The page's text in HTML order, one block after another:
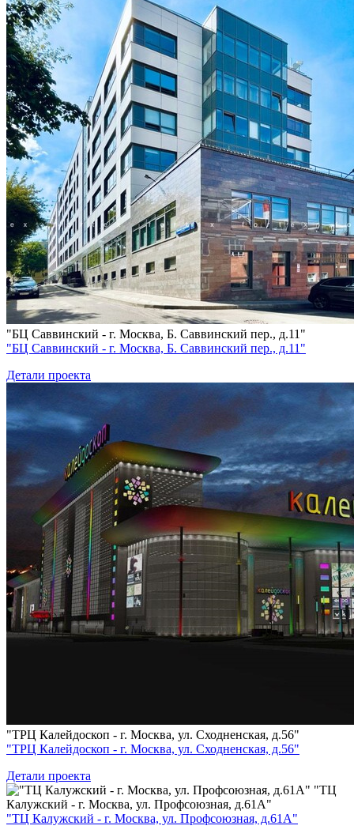
"БЦ Саввинский - г. Москва, Б. Саввинский пер., д.11"
"БЦ Саввинский - г. Москва, Б. Саввинский пер., д.11"
Детали проекта
"ТРЦ Калейдоскоп - г. Москва, ул. Сходненская, д.56"
"ТРЦ Калейдоскоп - г. Москва, ул. Сходненская, д.56"
Детали проекта
"ТЦ
Калужский - г. Москва, ул. Профсоюзная, д.61А"
"ТЦ Калужский - г. Москва, ул. Профсоюзная, д.61А"